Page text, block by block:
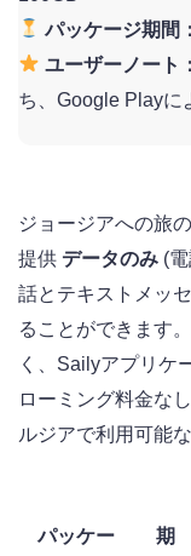
パッケージ期間：
ユーザーノート：
ち、Google Playに
ジョージアへの旅
提供 データのみ (
話とテキストメッ
ることができます
く、Sailyアプリケ
ローミング料金な
ルジアで利用可能
パッケー
期